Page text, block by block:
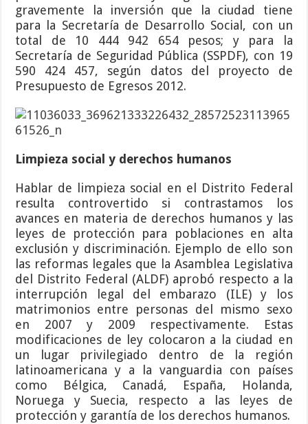
gravemente la inversión que la ciudad tiene
para la Secretaría de Desarrollo Social, con un
total de 10 444 942 654 pesos; y para la
Secretaría de Seguridad Pública (SSPDF), con 19
590 424 457, según datos del proyecto de
Presupuesto de Egresos 2012.
Limpieza social y derechos humanos
Hablar de limpieza social en el Distrito Federal
resulta controvertido si contrastamos los
avances en materia de derechos humanos y las
leyes de protección para poblaciones en alta
exclusión y discriminación. Ejemplo de ello son
las reformas legales que la Asamblea Legislativa
del Distrito Federal (ALDF) aprobó respecto a la
interrupción legal del embarazo (ILE) y los
matrimonios entre personas del mismo sexo
en 2007 y 2009 respectivamente. Estas
modificaciones de ley colocaron a la ciudad en
un lugar privilegiado dentro de la región
latinoamericana y a la vanguardia con países
como Bélgica, Canadá, España, Holanda,
Noruega y Suecia, respecto a las leyes de
protección y garantía de los derechos humanos.